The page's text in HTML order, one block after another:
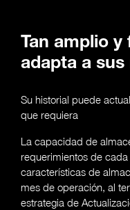
Tan amplio y
adapta a sus
Su historial puede
que requiera
La capacidad de
requerimientos de
características de
mes de operación, al
estrategia de